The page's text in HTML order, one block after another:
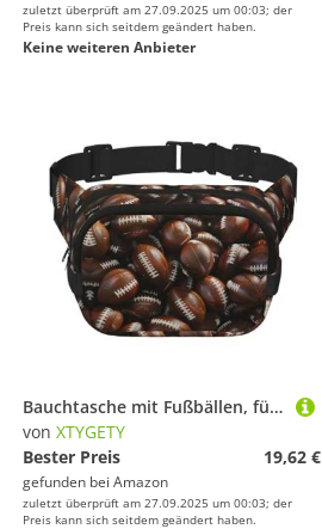
zuletzt überprüft am 27.09.2025 um 00:03; der
Preis kann sich seitdem geändert haben.
Keine weiteren Anbieter
Bauchtasche mit Fußbällen, für Damen und Herren, mit verstellbarem Gurt, für Reisen, Wandern, Radfahren
von XTYGETY
Bester Preis
19,62 €
gefunden bei Amazon
zuletzt überprüft am 27.09.2025 um 00:03; der
Preis kann sich seitdem geändert haben.